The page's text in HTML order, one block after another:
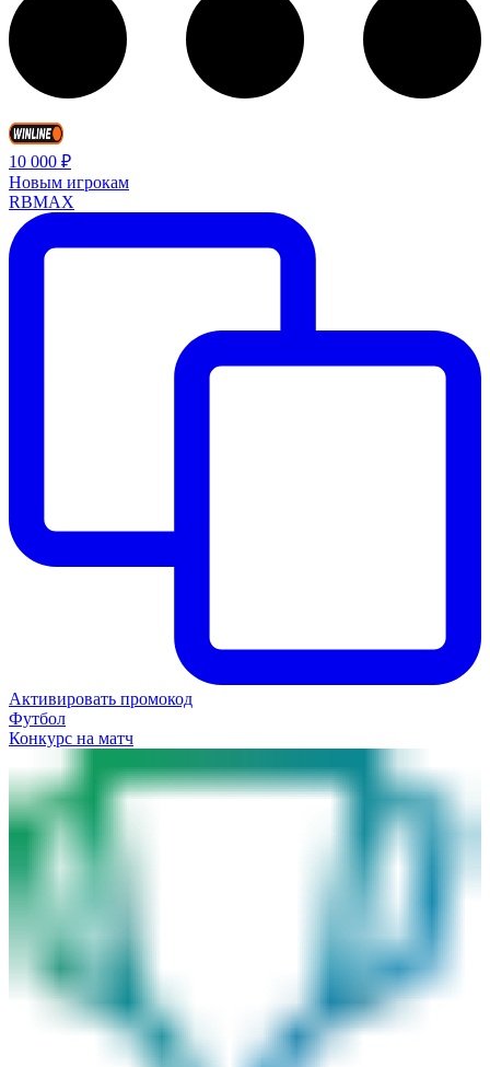
10 000 ₽
Новым игрокам
RBMAX
Активировать промокод
Футбол
Конкурс на матч